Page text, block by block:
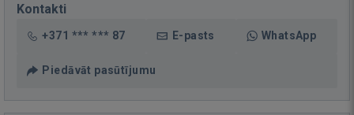
Kontakti
+371 *** *** 87 E-pasts WhatsApp
Piedāvāt pasūtījumu